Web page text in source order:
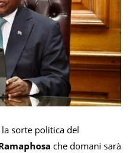
sorte politica del
che domani sarà